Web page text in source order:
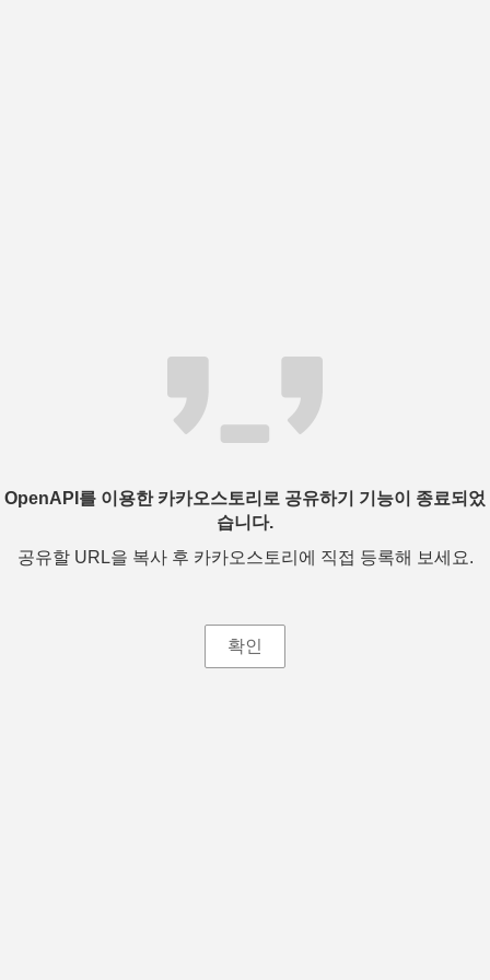
OpenAPI를 이용한 카카오스토리로 공유하기 기능이 종료되었
습니다.
공유할 URL을 복사 후 카카오스토리에 직접 등록해 보세요.
확인